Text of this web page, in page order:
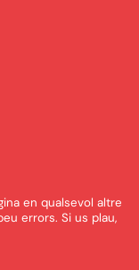
en qualsevol altre
errors. Si us plau,